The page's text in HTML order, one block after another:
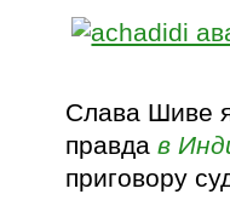
Слава Шиве
правдав
приговору